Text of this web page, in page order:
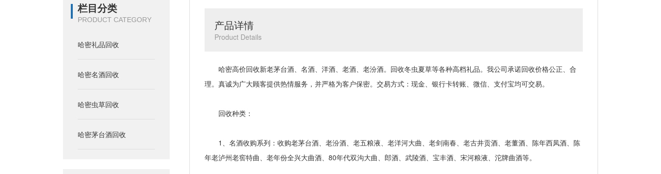
栏目分类
PRODUCT CATEGORY
哈密礼品回收
哈密名酒回收
哈密虫草回收
哈密茅台酒回收
产品详情
Product Details
哈密高价回收新老茅台酒、名酒、洋酒、老酒、老汾酒。回收冬虫夏草等各种高档礼品。我公司承诺回收价格公正、合
理。真诚为广大顾客提供热情服务，并严格为客户保密。交易方式：现金、银行卡转账、微信、支付宝均可交易。
回收种类：
1、名酒收购系列：收购老茅台酒、老汾酒、老五粮液、老洋河大曲、老剑南春、老古井贡酒、老董酒、陈年西凤酒、陈
年老泸州老窖特曲、老年份全兴大曲酒、80年代双沟大曲、郎酒、武陵酒、宝丰酒、宋河粮液、沱牌曲酒等。